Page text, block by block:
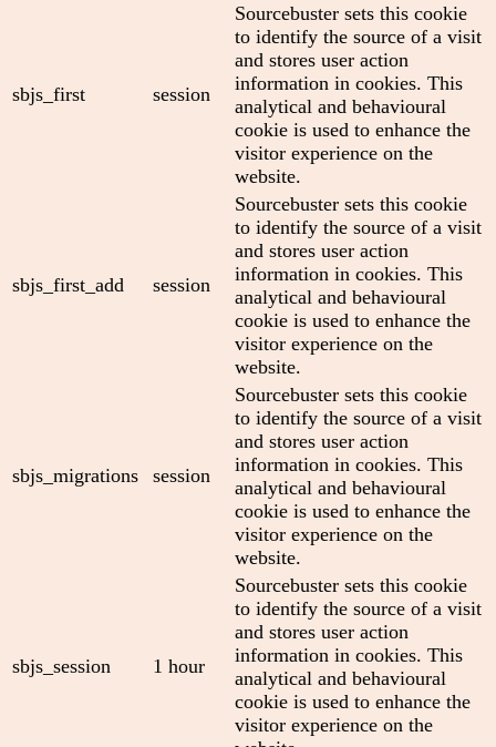
sbjs_first session
Sourcebuster sets this cookie
to identify the source of a visit
and stores user action
information in cookies. This
analytical and behavioural
cookie is used to enhance the
visitor experience on the
website.
sbjs_first_add session
Sourcebuster sets this cookie
to identify the source of a visit
and stores user action
information in cookies. This
analytical and behavioural
cookie is used to enhance the
visitor experience on the
website.
sbjs_migrations session
Sourcebuster sets this cookie
to identify the source of a visit
and stores user action
information in cookies. This
analytical and behavioural
cookie is used to enhance the
visitor experience on the
website.
sbjs_session 1 hour
Sourcebuster sets this cookie
to identify the source of a visit
and stores user action
information in cookies. This
analytical and behavioural
cookie is used to enhance the
visitor experience on the